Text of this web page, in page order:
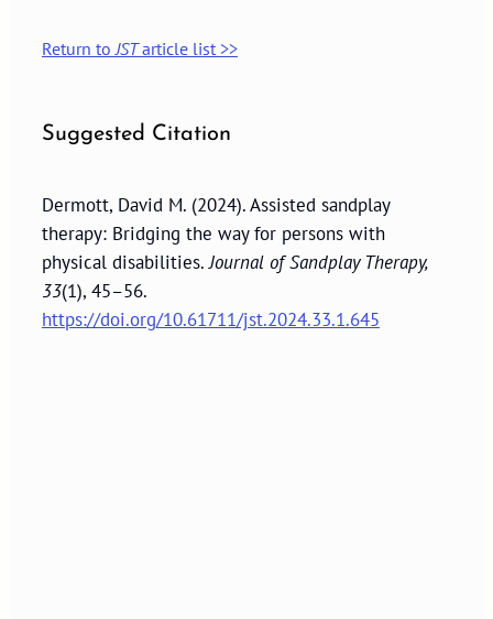
Return to JSTarticle list >>
Suggested Citation
Dermott, David M. (2024). Assisted sandplay
therapy: Bridging the way for persons with
physical disabilities.Journal of Sandplay Therapy,
33(1), 45–56.
https://doi.org/10.61711/jst.2024.33.1.645